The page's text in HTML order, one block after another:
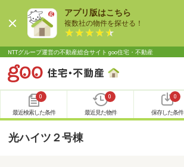
アプリ版はこちら
複数社の物件を探せる！
NTTグループ運営の不動産総合サイト goo住宅・不動産
0
最近検索した条件
0
最近見た物件
0
保存した条件
光ハイツ２号棟